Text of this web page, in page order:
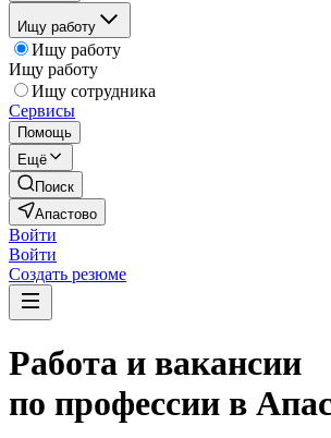
Ищу работу
Ищу работу
Ищу работу
Ищу сотрудника
Сервисы
Помощь
Ещё
Поиск
Апастово
Войти
Войти
Создать резюме
Работа и вакансии
по профессии в